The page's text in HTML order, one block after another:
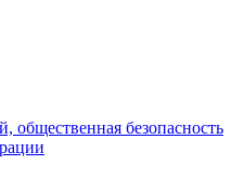
общественная безопасность